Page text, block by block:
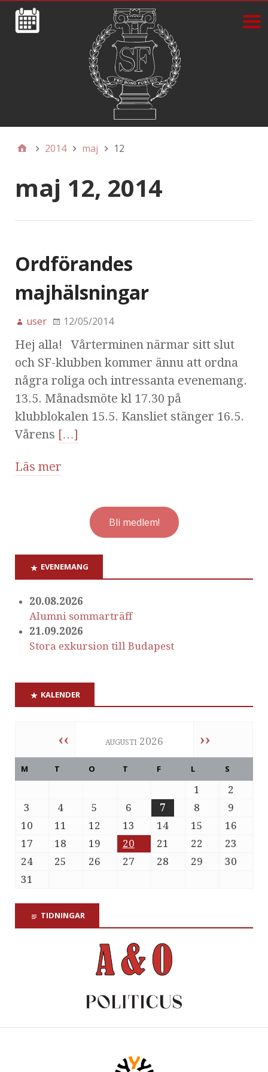
2014 maj 12
maj 12, 2014
Ordförandes
majhälsningar
user 12/05/2014
Hej alla! Vårterminen närmar sitt slut
och SF-klubben kommer ännu att ordna
några roliga och intressanta evenemang.
13.5. Månadsmöte kl 17.30 på
klubblokalen 15.5. Kansliet stänger 16.5.
Vårens […]
Läs mer
Bli medlem!
EVENEMANG
20.08.2026
Alumni sommarträff
21.09.2026
Stora exkursion till Budapest
KALENDER
‹‹ augusti 2026 ››
M T O T F L S
1
2
3
4 5 6 7 8
9
10
11 12 13 14 15
16
17
18 19 20 21 22
23
24
25 26 27 28 29
30
31
TIDNINGAR